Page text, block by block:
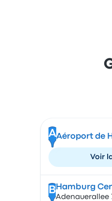
AAéroport de
Voir
B Hamburg
Adenauerallee